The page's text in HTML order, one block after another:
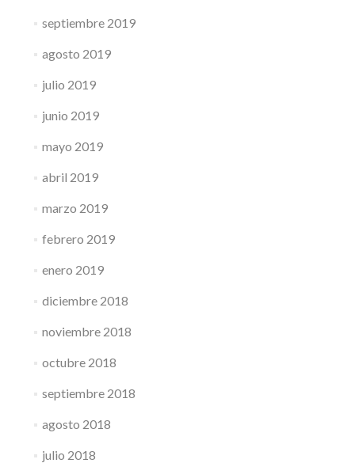
septiembre 2019
agosto 2019
julio 2019
junio 2019
mayo 2019
abril 2019
marzo 2019
febrero 2019
enero 2019
diciembre 2018
noviembre 2018
octubre 2018
septiembre 2018
agosto 2018
julio 2018